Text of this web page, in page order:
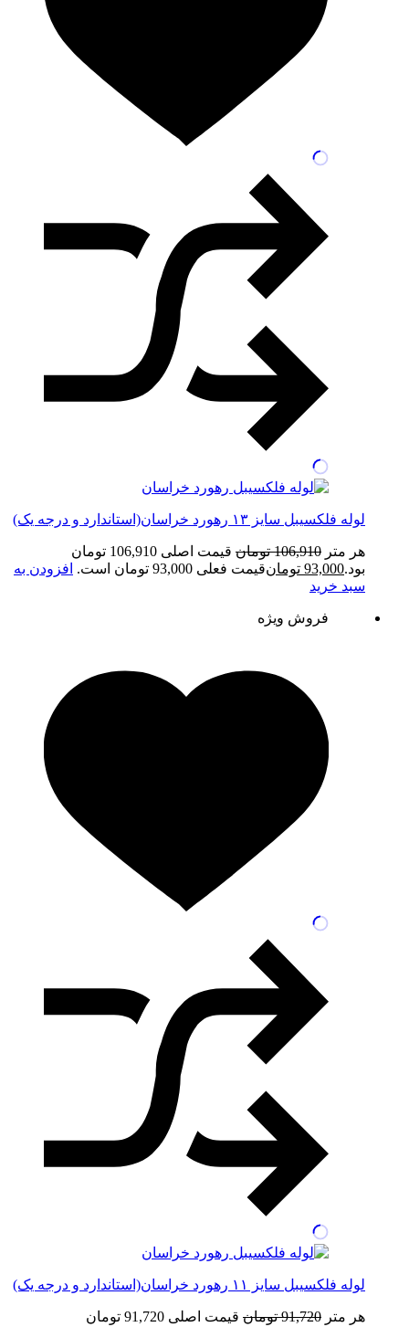
لوله فلکسیبل سایز ۱۳ رهورد خراسان(استاندارد و درجه یک)
هر متر 106,910 تومان
قیمت اصلی 106,910 تومان
بود.93,000 تومانقیمت فعلی 93,000 تومان است.
افزودن به
سبد خرید
فروش ویژه
لوله فلکسیبل سایز ۱۱ رهورد خراسان(استاندارد و درجه یک)
هر متر 91,720 تومان
قیمت اصلی 91,720 تومان